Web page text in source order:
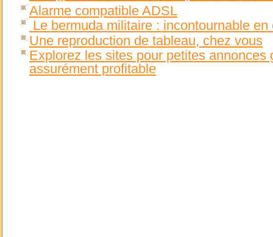
Alarme compatible ADSL
Le bermuda militaire : incontournable en
Une reproduction de tableau, chez vous
Explorez les sites pour petites annonces
assurément profitable